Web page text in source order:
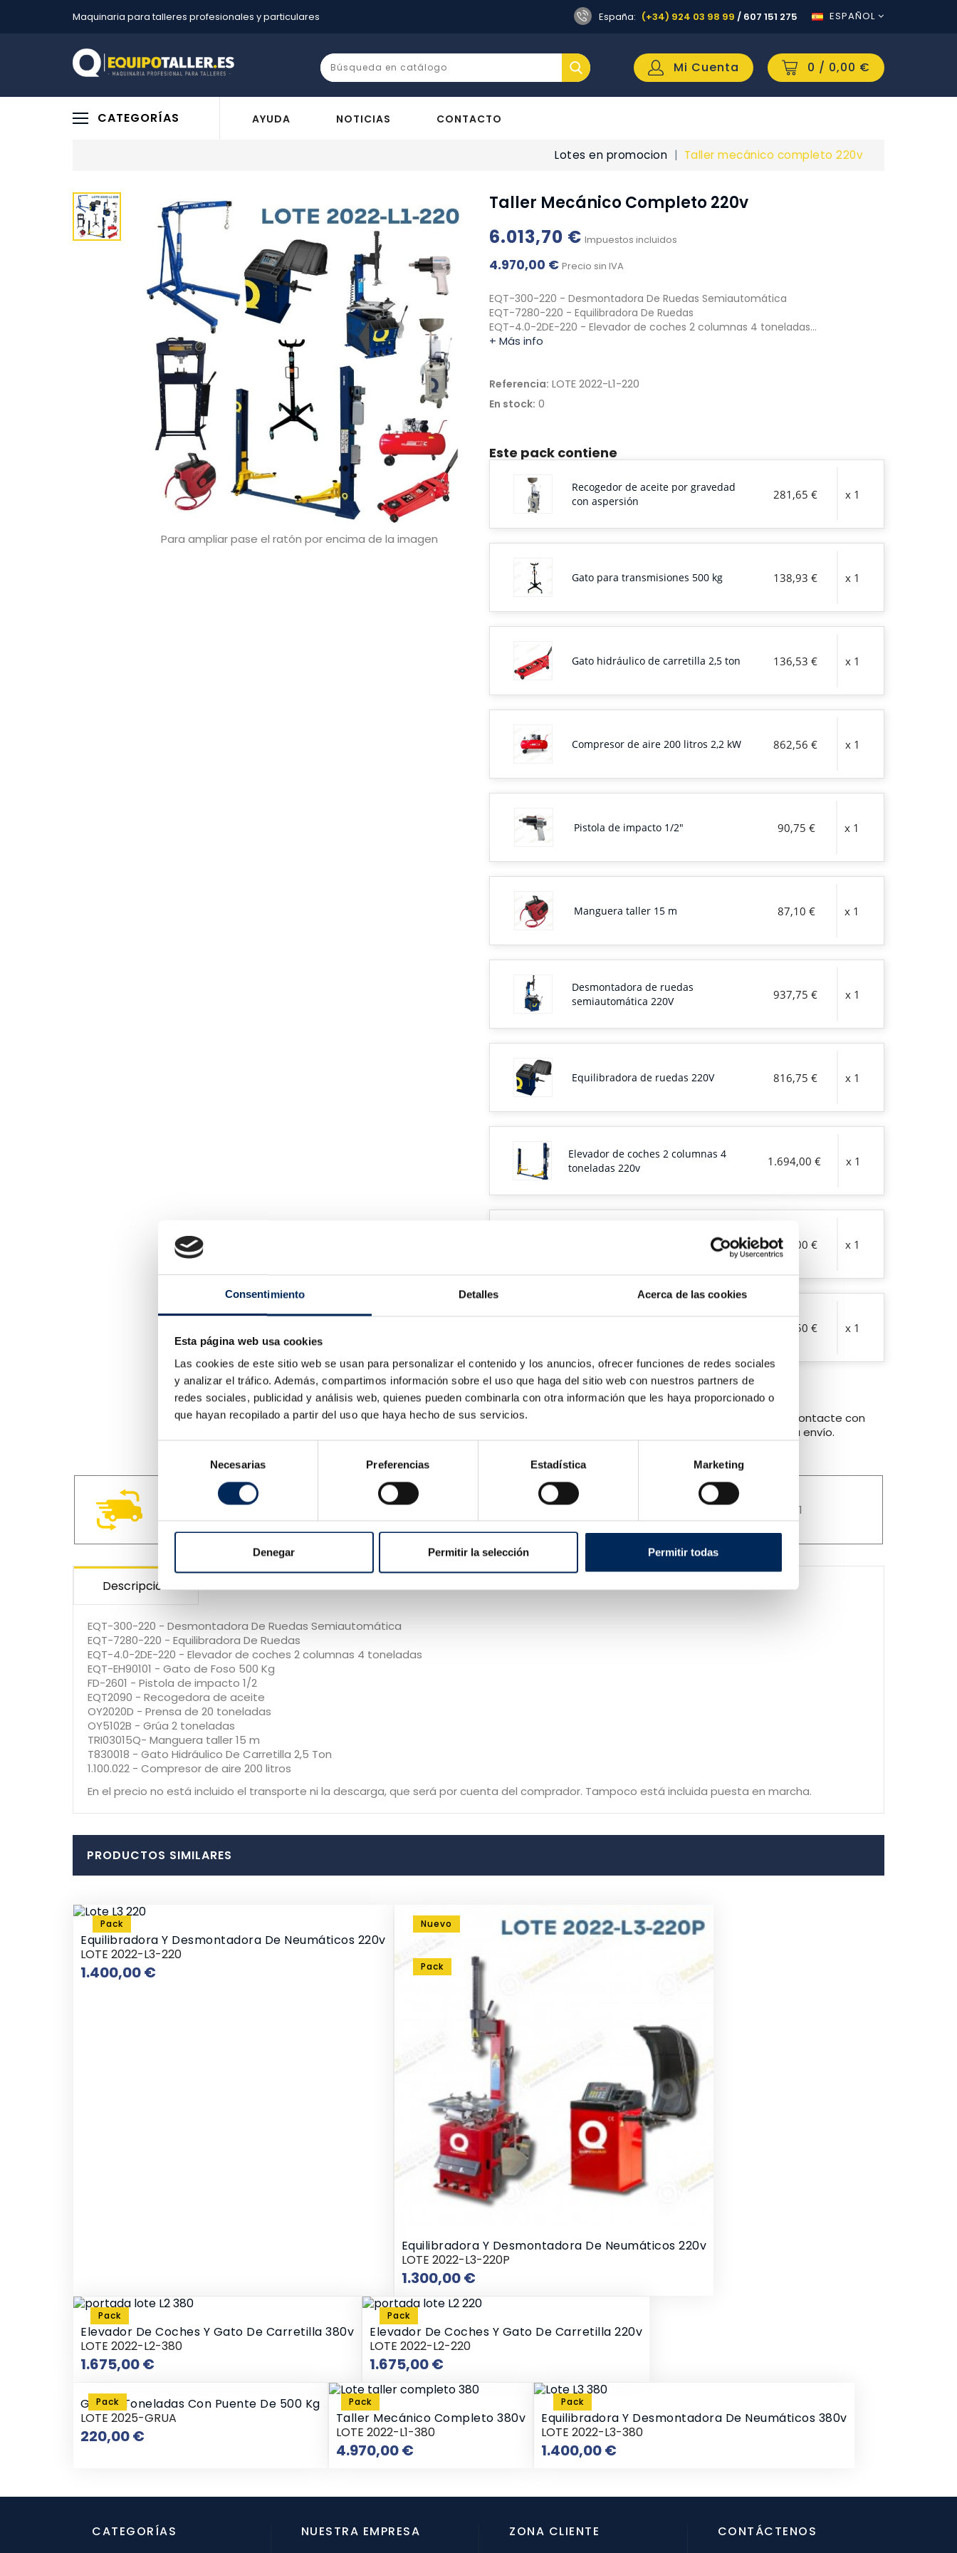
Consentimiento Detalles Acerca de las cookies
Esta página web usa cookies
Las cookies de este sitio web se usan para personalizar el contenido y los anuncios, ofrecer funciones de redes sociales
y analizar el tráfico. Además, compartimos información sobre el uso que haga del sitio web con nuestros partners de
redes sociales, publicidad y análisis web, quienes pueden combinarla con otra información que les haya proporcionado o
que hayan recopilado a partir del uso que haya hecho de sus servicios.
consentimiento
Necesarias Preferencias Estadística Marketing
Denegar Permitir la selección Permitir todas
Maquinaria para talleres profesionales y particulares España: (+34) 924 03 98 99 / 607 151 275 ESPAÑOL
0 / 0,00 €
Mi Cuenta
CATEGORÍAS AYUDA NOTICIAS CONTACTO
Lotes en promocion Taller mecánico completo 220v
Para ampliar pase el ratón por encima de la imagen
Taller Mecánico Completo 220v
6.013,70 € Impuestos incluidos
4.970,00 € Precio sin IVA
EQT-300-220 - Desmontadora De Ruedas Semiautomática
EQT-7280-220 - Equilibradora De Ruedas
EQT-4.0-2DE-220 - Elevador de coches 2 columnas 4 toneladas...
+ Más info
Referencia: LOTE 2022-L1-220
En stock: 0
Este pack contiene
Recogedor de aceite por gravedad
con aspersión
281,65 € x 1
Gato para transmisiones 500 kg 138,93 € x 1
Gato hidráulico de carretilla 2,5 ton 136,53 € x 1
Compresor de aire 200 litros 2,2 kW 862,56 € x 1
Pistola de impacto 1/2" 90,75 € x 1
Manguera taller 15 m 87,10 € x 1
Desmontadora de ruedas
semiautomática 220V
937,75 € x 1
Equilibradora de ruedas 220V 816,75 € x 1
Elevador de coches 2 columnas 4
toneladas 220v
1.694,00 € x 1
242,00 € x 1
544,50 € x 1
Este producto no está disponible para el envío ordinario, contacte con
nosotros para solicitar una cotización personalizada de su envío.
SOLICITAR COTIZACIÓN DE TRANSPORTE
Entregas de 4 a 10 días.
Posibilidad de recoger en
(sin costes de transporte)
Online desde 2011
Descripción
EQT-300-220 - Desmontadora De Ruedas Semiautomática
EQT-7280-220 - Equilibradora De Ruedas
EQT-4.0-2DE-220 - Elevador de coches 2 columnas 4 toneladas
EQT-EH90101 - Gato de Foso 500 Kg
FD-2601 - Pistola de impacto 1/2
EQT2090 - Recogedora de aceite
OY2020D - Prensa de 20 toneladas
OY5102B - Grúa 2 toneladas
TRI03015Q- Manguera taller 15 m
T830018 - Gato Hidráulico De Carretilla 2,5 Ton
1.100.022 - Compresor de aire 200 litros
En el precio no está incluido el transporte ni la descarga, que será por cuenta del comprador. Tampoco está incluida puesta en marcha.
PRODUCTOS SIMILARES
Pack
Equilibradora Y Desmontadora De Neumáticos 220v
LOTE 2022-L3-220
1.400,00 €
Nuevo
Pack
Equilibradora Y Desmontadora De Neumáticos 220v
LOTE 2022-L3-220P
1.300,00 €Precio
Pack
Elevador De Coches Y Gato De Carretilla 380v
LOTE 2022-L2-380
1.675,00 €
Pack
Elevador De Coches Y Gato De Carretilla 220v
LOTE 2022-L2-220
1.675,00 €
Pack
Grúa 2 Toneladas Con Puente De 500 Kg
LOTE 2025-GRUA
220,00 €
Pack
Taller Mecánico Completo 380v
LOTE 2022-L1-380
4.970,00 €Precio
Pack
Equilibradora Y Desmontadora De Neumáticos 380v
LOTE 2022-L3-380
1.400,00 €
CATEGORÍAS NUESTRA EMPRESA ZONA CLIENTE CONTÁCTENOS